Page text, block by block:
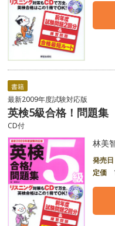
書籍
最新2009年度試験対応版
英検5級合格！問題集
CD付
林美
発売日
定価